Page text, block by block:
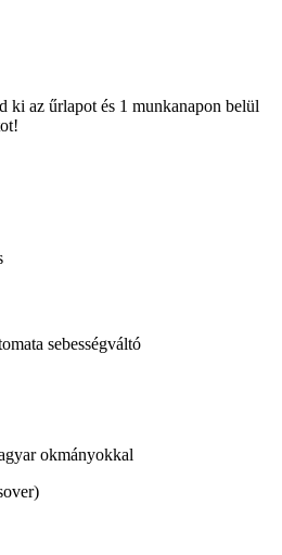
ki az űrlapot és 1 munkanapon belül
sebességváltó
okmányokkal